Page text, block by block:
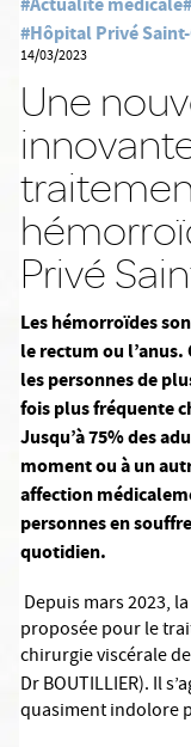
#Hôpital Privé
14/03/2023
Une
Privé
Les hémorroïdes
le rectum ou
les personnes de
fois plus fréquente
Jusqu’à 75% des
moment ou à un
affection
personnes en
quotidien.
Depuis mars 2023,
proposée pour le
chirurgie viscérale
Dr BOUTILLIER). Il
quasiment indolore